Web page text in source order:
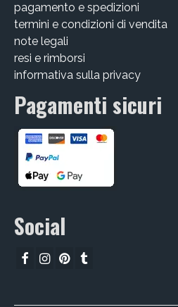
CHI SIAMO
CONTATTI
GUIDA ALL’ACQUISTO
pagamento e spedizioni
termini e condizioni di vendita
note legali
resi e rimborsi
informativa sulla privacy
Pagamenti sicuri
Social